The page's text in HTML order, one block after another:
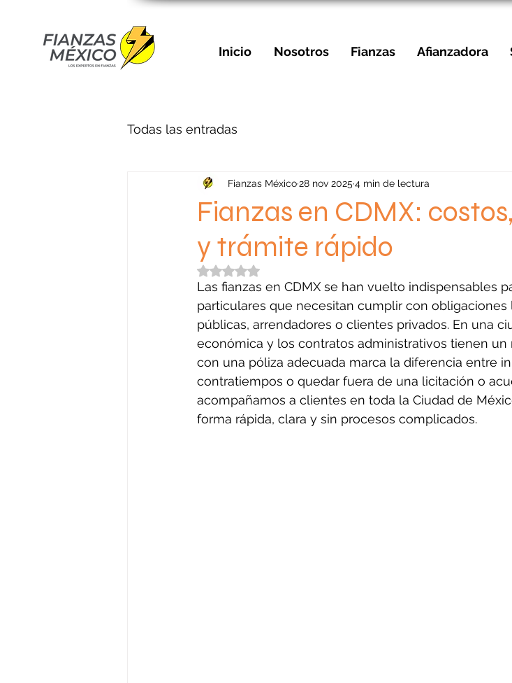
Inicio Nosotros Fianzas Afianzadora
Todas las entradas
Fianzas en CDMX:
y trámite rápido
Fianzas México28 nov 2025 4 min de lectura
Obtuvo NaN de 5 estrellas.
Las fianzas en CDMX se han vuelto indispensables
particulares que necesitan cumplir con
públicas, arrendadores o clientes privados. En una
económica y los contratos administrativos tienen
con una póliza adecuada marca la diferencia entre
contratiempos o quedar fuera de una licitación o
acompañamos a clientes en toda la Ciudad de
forma rápida, clara y sin procesos complicados.